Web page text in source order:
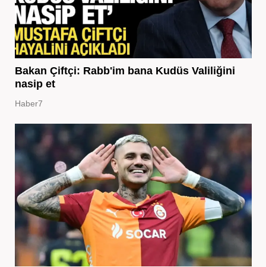
Bakan Çiftçi: Rabb'im bana Kudüs Valiliğini
nasip et
Haber7